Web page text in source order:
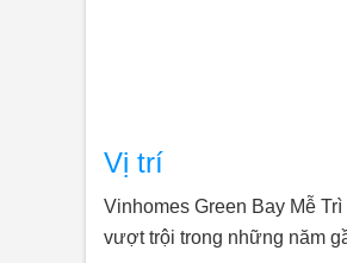
Vị trí
Vinhomes Green Bay Mễ
vượt trội trong những năm